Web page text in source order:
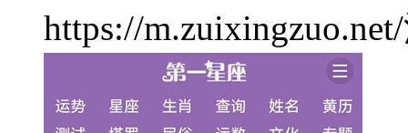
https://m.zuixingzuo.net/